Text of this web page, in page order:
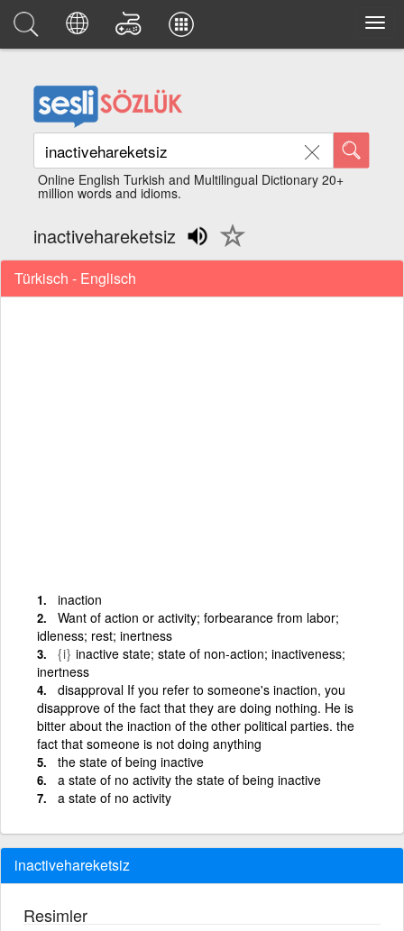
Online English Turkish and Multilingual Dictionary 20+
million words and idioms.
inactivehareketsiz
Türkisch - Englisch
inaction
Want of action or activity; forbearance from labor;
idleness; rest; inertness
{i} inactive state; state of non-action; inactiveness;
inertness
disapproval If you refer to someone's inaction, you
disapprove of the fact that they are doing nothing. He is
bitter about the inaction of the other political parties. the
fact that someone is not doing anything
the state of being inactive
a state of no activity the state of being inactive
a state of no activity
inactivehareketsiz
Resimler